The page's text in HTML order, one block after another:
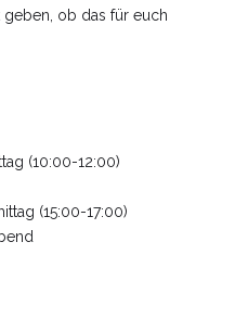
ob das für euch
(10:00-12:00)
(15:00-17:00)